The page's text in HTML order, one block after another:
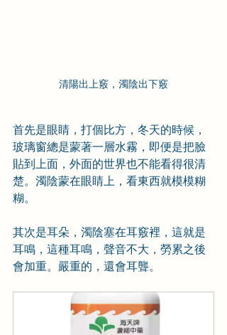
清陽出上竅，濁陰出下竅
首先是眼睛，打個比方，冬天的時候，
玻璃窗總是蒙著一層水霧，即便是把臉
貼到上面，外面的世界也不能看得很清
楚。濁陰蒙在眼睛上，看東西就模模糊
糊。
其次是耳朵，濁陰塞在耳竅裡，這就是
耳鳴，這種耳鳴，聲音不大，勞累之後
會加重。嚴重的，還會耳聾。